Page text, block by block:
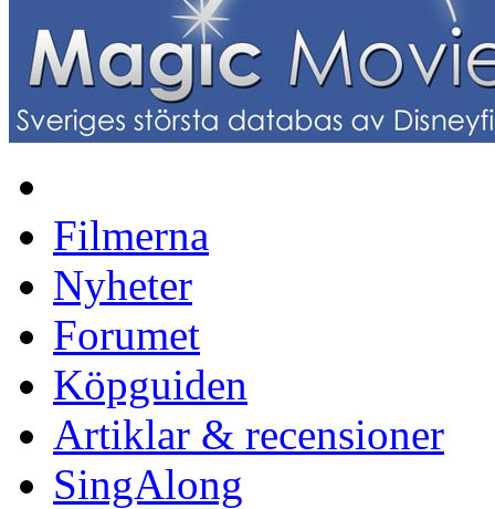
Filmerna
Nyheter
Forumet
Köpguiden
Artiklar & recensioner
SingAlong